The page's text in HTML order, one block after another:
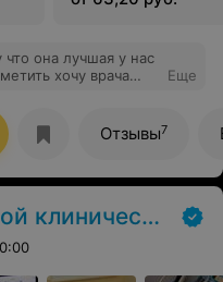
трансвагинально)
она лучшая у нас
хочу врача
Еще
Отзывы7
наркология»